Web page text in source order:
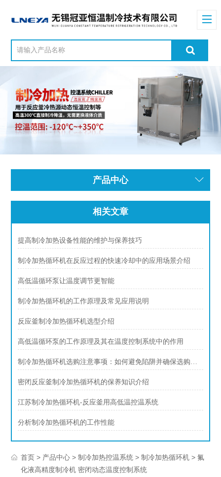
产品中心
相关文章
提高制冷加热设备性能的维护与保养技巧
制冷加热循环机在反应过程的快速冷却中的应用场景介绍
高低温循环泵让温度调节更智能
制冷加热循环机的工作原理及常见应用说明
反应釜制冷加热循环机选型介绍
高低温循环泵的工作原理及其在温度控制系统中的作用
制冷加热循环机选购注意事项：如何避免陷阱并确保选购适合
密闭反应釜制冷加热循环机的保养知识介绍
江苏制冷加热循环机-反应釜用高低温控温系统
分析制冷加热循环机的工作性能
首页 > 产品中心 >制冷加热控温系统 >制冷加热循环机 > 氟
化液高精度制冷机 密闭动态温度控制系统